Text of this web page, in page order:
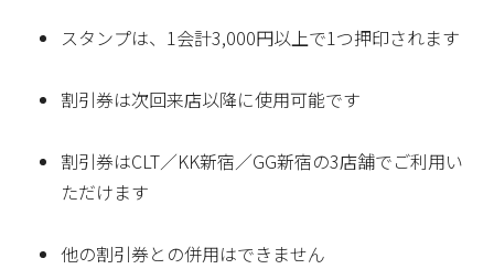
スタンプは、1会計3,000円以上で1つ押印されます
割引券は次回来店以降に使用可能です
割引券はCLT／KK新宿／GG新宿の3店舗でご利用い
ただけます
他の割引券との併用はできません